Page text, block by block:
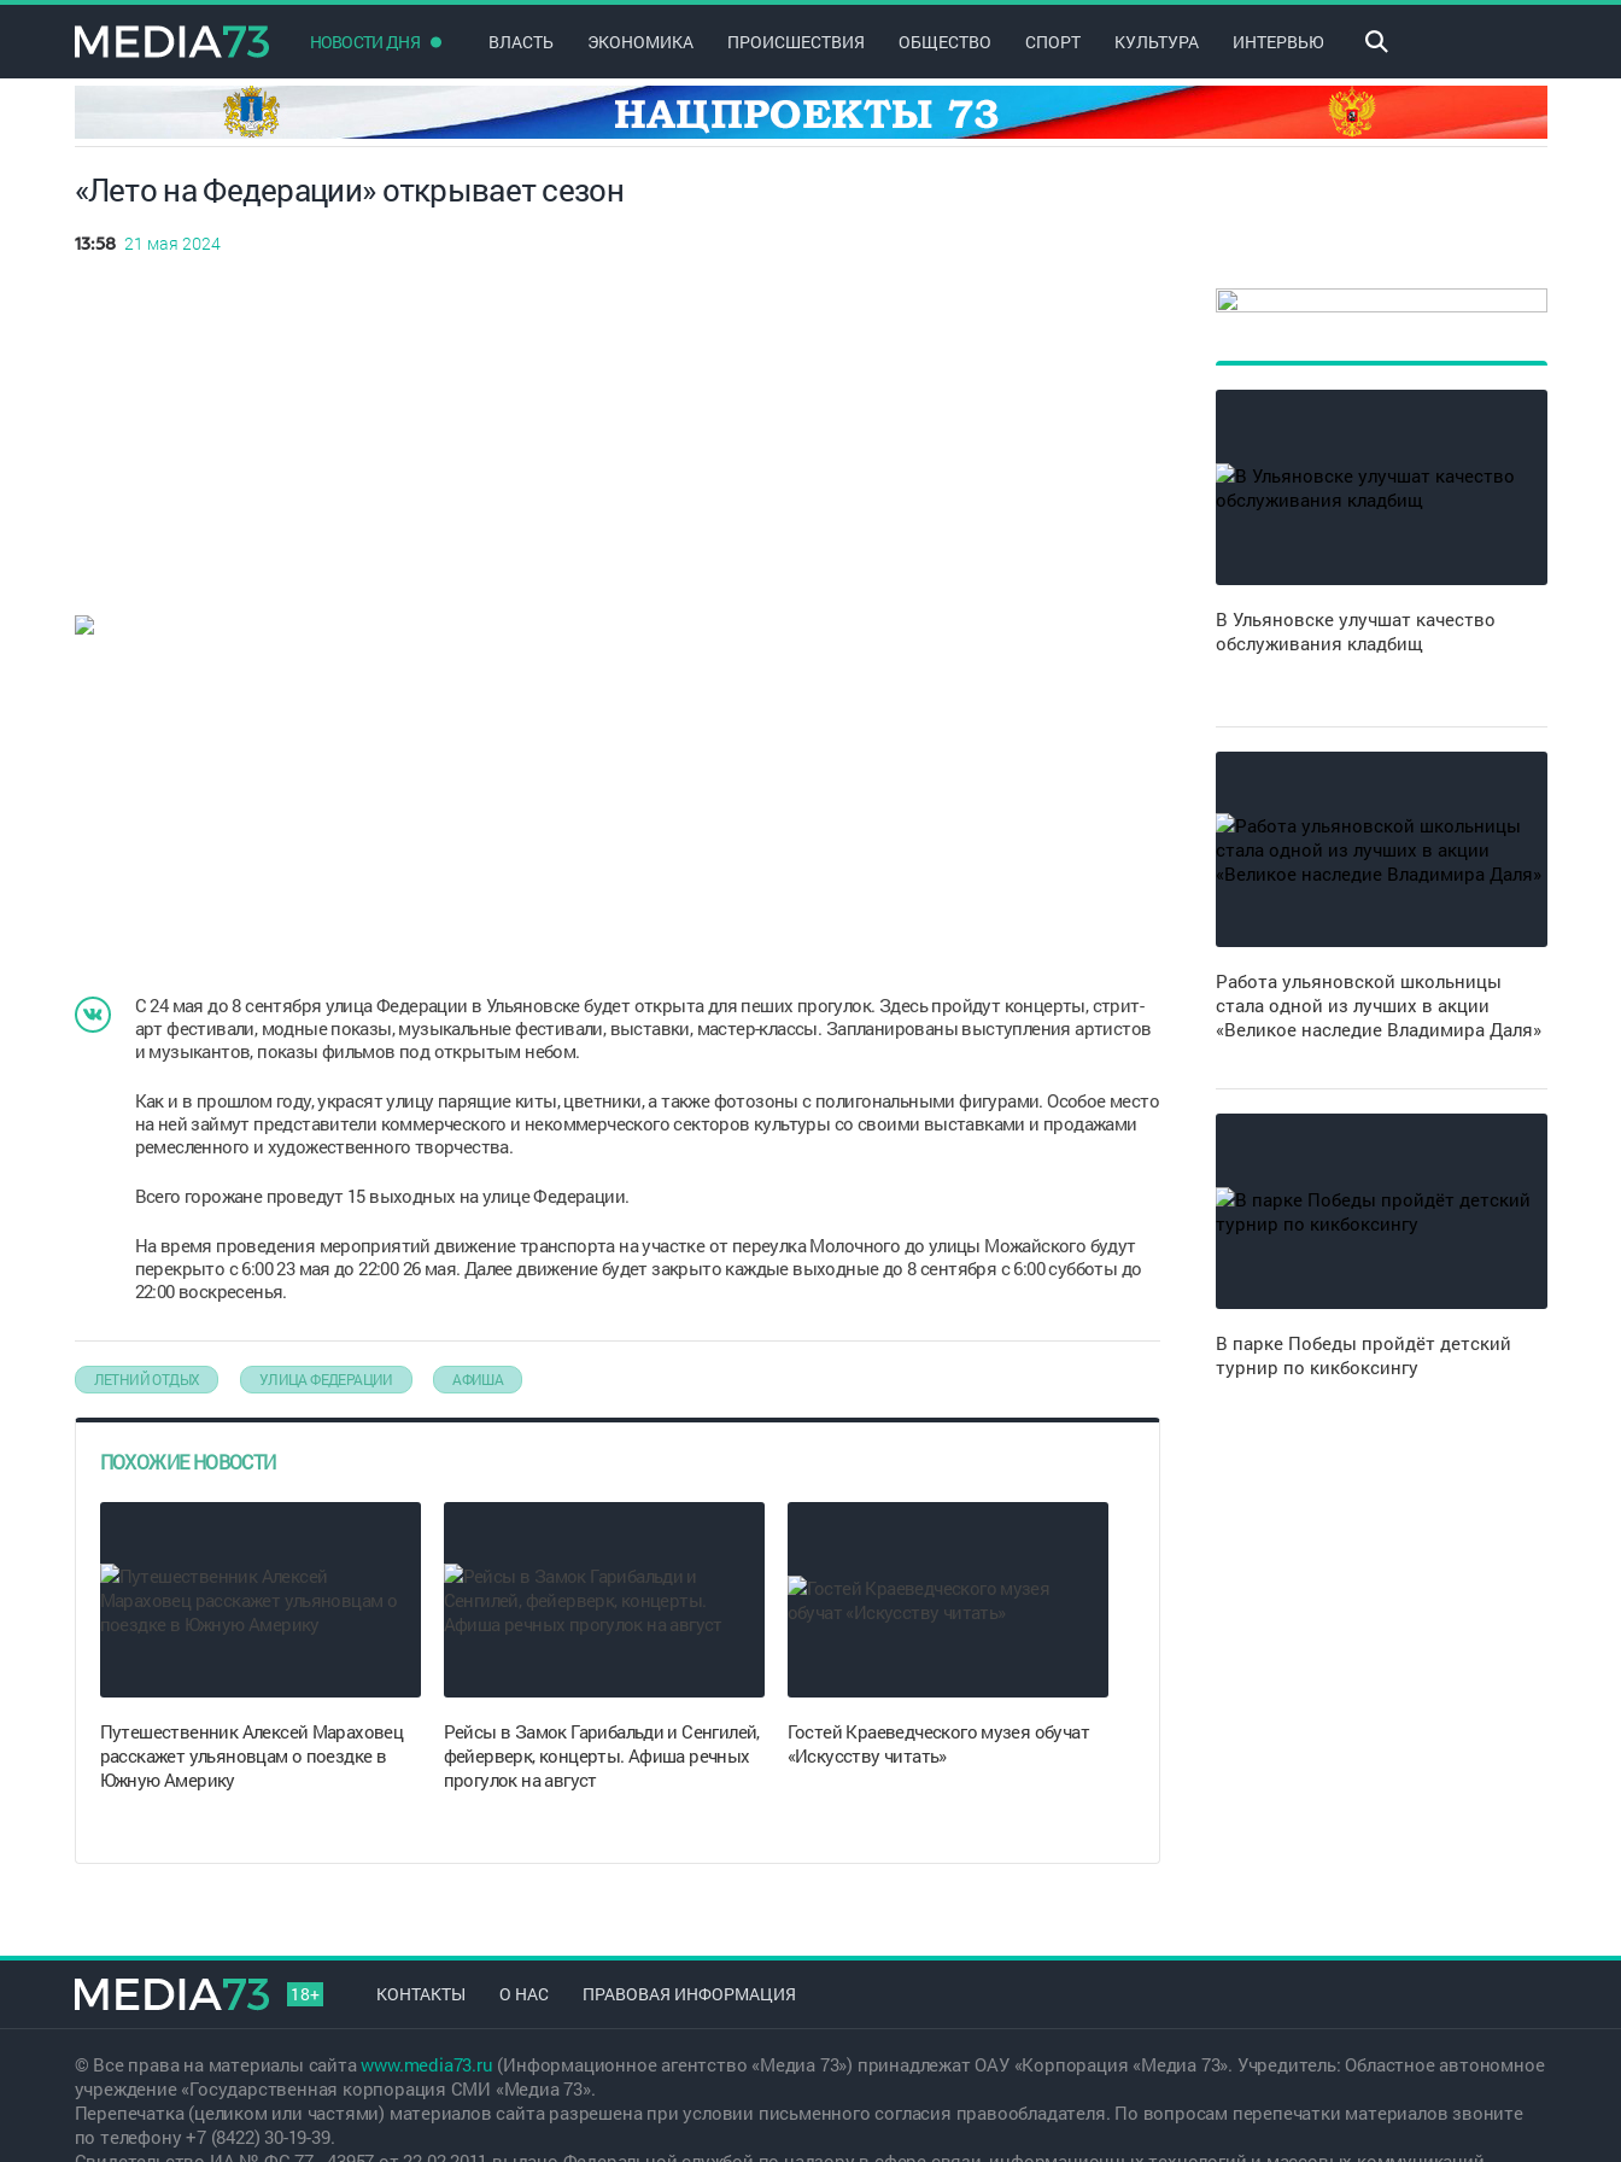
НОВОСТИ ДНЯ ВЛАСТЬ ЭКОНОМИКА ПРОИСШЕСТВИЯ ОБЩЕСТВО СПОРТ КУЛЬТУРА ИНТЕРВЬЮ
«Лето на Федерации» открывает сезон
13:58 21 мая 2024
С 24 мая до 8 сентября улица Федерации в Ульяновске будет открыта для пеших прогулок. Здесь пройдут концерты, стрит-
арт фестивали, модные показы, музыкальные фестивали, выставки, мастер-классы. Запланированы выступления артистов
и музыкантов, показы фильмов под открытым небом.
Как и в прошлом году, украсят улицу парящие киты, цветники, а также фотозоны с полигональными фигурами. Особое место
на ней займут представители коммерческого и некоммерческого секторов культуры со своими выставками и продажами
ремесленного и художественного творчества.
Всего горожане проведут 15 выходных на улице Федерации.
На время проведения мероприятий движение транспорта на участке от переулка Молочного до улицы Можайского будут
перекрыто с 6:00 23 мая до 22:00 26 мая. Далее движение будет закрыто каждые выходные до 8 сентября с 6:00 субботы до
22:00 воскресенья.
ЛЕТНИЙ ОТДЫХ УЛИЦА ФЕДЕРАЦИИ АФИША
ПОХОЖИЕ НОВОСТИ
Путешественник Алексей Мараховец
расскажет ульяновцам о поездке в
Южную Америку
Рейсы в Замок Гарибальди и Сенгилей,
фейерверк, концерты. Афиша речных
прогулок на август
Гостей Краеведческого музея обучат
«Искусству читать»
В Ульяновске улучшат качество
обслуживания кладбищ
Работа ульяновской школьницы
стала одной из лучших в акции
«Великое наследие Владимира Даля»
В парке Победы пройдёт детский
турнир по кикбоксингу
18+ КОНТАКТЫ О НАС ПРАВОВАЯ ИНФОРМАЦИЯ
© Все права на материалы сайтаwww.media73.ru (Информационное агентство «Медиа 73») принадлежат ОАУ «Корпорация «Медиа 73». Учредитель: Областное автономное
учреждение «Государственная корпорация СМИ «Медиа 73».
Перепечатка (целиком или частями) материалов сайта разрешена при условии письменного согласия правообладателя. По вопросам перепечатки материалов звоните
по телефону +7 (8422) 30-19-39.